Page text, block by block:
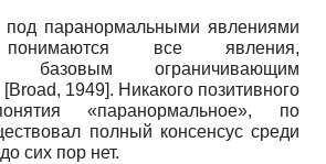
под паранормальными явлениями
понимаются все явления,
базовым ограничивающим
[Broad, 1949]. Никакого позитивного
«паранормальное», по
полный консенсус среди
сих пор нет.